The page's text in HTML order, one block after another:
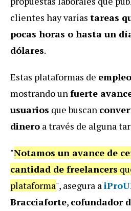
clientes hay varias tareas
pocas horas o hasta un
dólares.
Estas plataformas de
mostrando unfuerte
usuarios que buscan
dinero a través de alguna
"Notamos un avance de
cantidad de freelancers
plataforma", asegura a
Bracciaforte, cofundador